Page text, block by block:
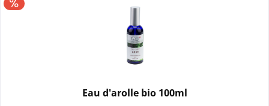
Eau d'arolle bio 100ml